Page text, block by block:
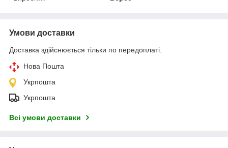
Умови доставки
Доставка здійснюється тільки по передоплаті.
Нова Пошта
Укрпошта
Укрпошта
Всі умови доставки